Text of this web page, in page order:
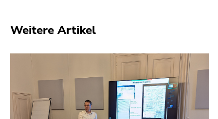
Weitere Artikel